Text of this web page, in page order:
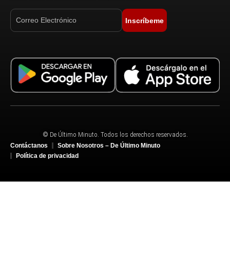
Inscríbeme
© De Último Minuto. Todos los derechos reservados.
Contáctanos
Sobre Nosotros – De Último Minuto
Política de privacidad